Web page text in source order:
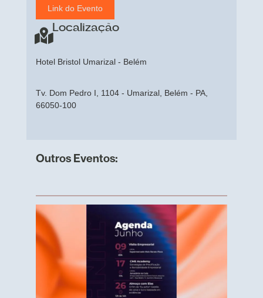
Link do Evento
Localização
Hotel Bristol Umarizal - Belém
Tv. Dom Pedro I, 1104 - Umarizal, Belém - PA,
66050-100
Outros Eventos: